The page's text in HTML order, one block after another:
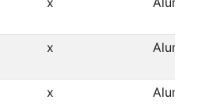
x Alumínio
x Alumínio